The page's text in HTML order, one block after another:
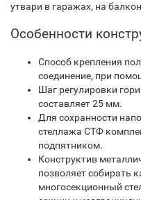
утвари в гаражах, на
Особенности
Способ крепления
соединение, при
Шаг регулировки
составляет 25 мм.
Для сохранности
стеллажа СТФ
подпятником.
Конструктив
позволяет собирать
многосекционный